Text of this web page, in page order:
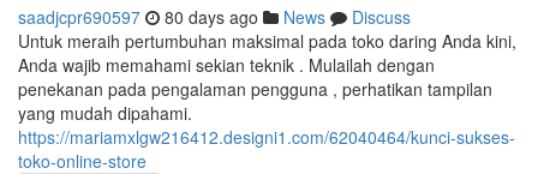
saadjcpr690597 80 days ago News
Discuss
Untuk meraih pertumbuhan maksimal pada toko daring Anda kini,
Anda wajib memahami sekian teknik . Mulailah dengan
penekanan pada pengalaman pengguna , perhatikan tampilan
yang mudah dipahami.
https://mariamxlgw216412.designi1.com/62040464/kunci-sukses-
toko-online-store